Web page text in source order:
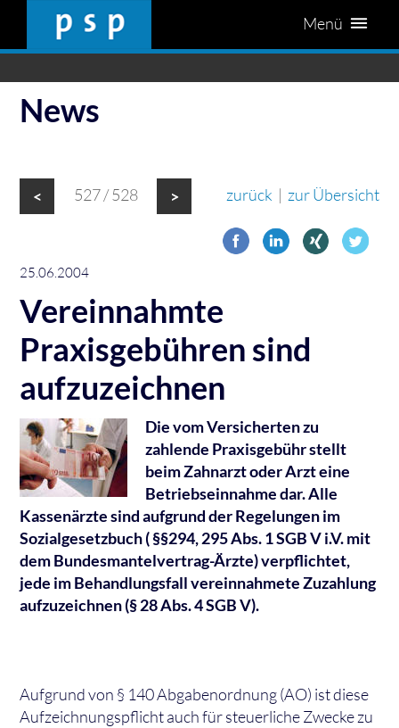
Menü
News
< 527 / 528 > zurück | zur Übersicht
25.06.2004
Vereinnahmte
Praxisgebühren sind
aufzuzeichnen
Die vom Versicherten zu
zahlende Praxisgebühr stellt
beim Zahnarzt oder Arzt eine
Betriebseinnahme dar. Alle
Kassenärzte sind aufgrund der Regelungen im
Sozialgesetzbuch ( §§294, 295 Abs. 1 SGB V i.V. mit
dem Bundesmantelvertrag-Ärzte) verpflichtet,
jede im Behandlungsfall vereinnahmete Zuzahlung
aufzuzeichnen (§ 28 Abs. 4 SGB V).
Aufgrund von § 140 Abgabenordnung (AO) ist diese
Aufzeichnungspflicht auch für steuerliche Zwecke zu